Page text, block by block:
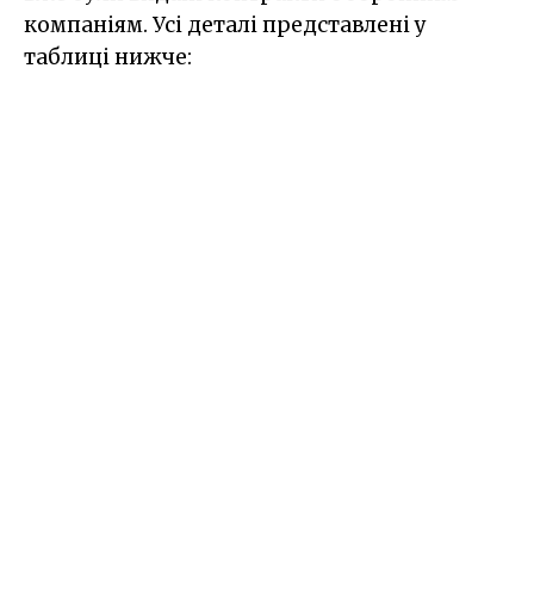
компаніям. Усі деталі представлені у
таблиці нижче: